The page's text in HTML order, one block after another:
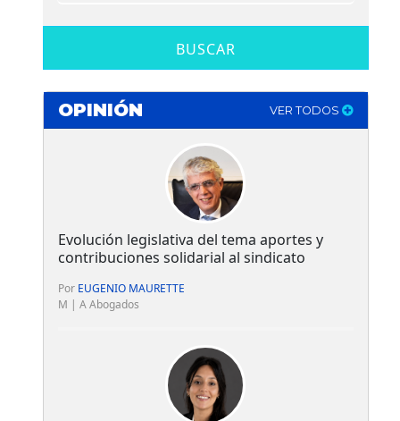
BUSCAR
OPINIÓN VER TODOS
Evolución legislativa del tema aportes y
contribuciones solidarial al sindicato
Por EUGENIO MAURETTE
M | A Abogados